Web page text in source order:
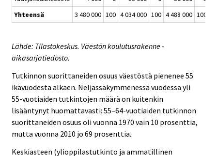
Yhteensä
3 480 000 100 4 034 000 100 4 488 000 100
Lähde: Tilastokeskus. Väestön koulutusrakenne -
aikasarjatiedosto.
Tutkinnon suorittaneiden osuus väestöstä pienenee 55
ikävuodesta alkaen. Neljässäkymmenessä vuodessa yli
55-vuotiaiden tutkintojen määrä on kuitenkin
lisääntynyt huomattavasti: 55–64-vuotiaiden tutkinnon
suorittaneiden osuus oli vuonna 1970 vain 10 prosenttia,
mutta vuonna 2010 jo 69 prosenttia.
Keskiasteen (ylioppilastutkinto ja ammatillinen